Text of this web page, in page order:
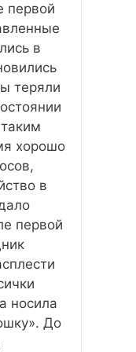
первой
в
теряли
хорошо
в
первой
носила
До